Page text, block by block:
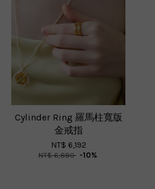
Cylinder Ring 羅馬柱寬版
金戒指
NT$ 6,192
NT$ 6,880 -10%